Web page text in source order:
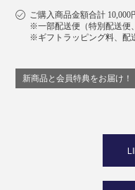
ご購入商品金額合計 10,000
※一部配送便（特別配送便
※ギフトラッピング料、配
新商品と会員特典をお届け！